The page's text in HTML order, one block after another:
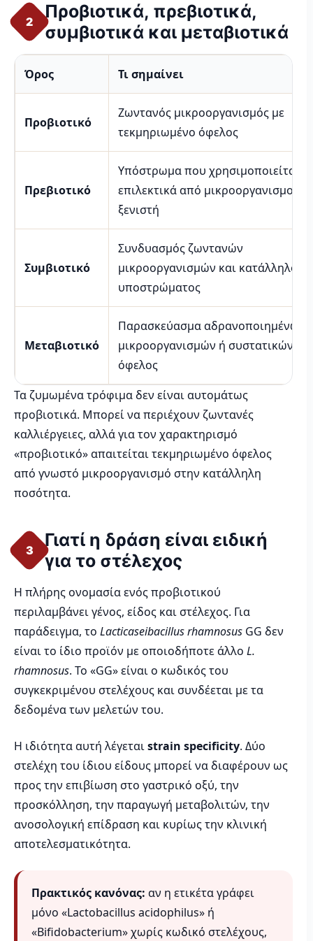
2
Προβιοτικά, πρεβιοτικά,
συμβιοτικά και μεταβιοτικά
Όρος Τι σημαίνει
Προβιοτικό
Ζωντανός μικροοργανισμός με
τεκμηριωμένο όφελος
Πρεβιοτικό
Υπόστρωμα που χρησιμοποιείται
επιλεκτικά από μικροοργανισμούς
ξενιστή
Συμβιοτικό
Συνδυασμός ζωντανών
μικροοργανισμών και κατάλληλου
υποστρώματος
Μεταβιοτικό
Παρασκεύασμα αδρανοποιημένων
μικροοργανισμών ή συστατικών
όφελος
Τα ζυμωμένα τρόφιμα δεν είναι αυτομάτως
προβιοτικά. Μπορεί να περιέχουν ζωντανές
καλλιέργειες, αλλά για τον χαρακτηρισμό
«προβιοτικό» απαιτείται τεκμηριωμένο όφελος
από γνωστό μικροοργανισμό στην κατάλληλη
ποσότητα.
3
Γιατί η δράση είναι ειδική
για το στέλεχος
Η πλήρης ονομασία ενός προβιοτικού
περιλαμβάνει γένος, είδος και στέλεχος. Για
παράδειγμα, το Lacticaseibacillus rhamnosus GG δεν
είναι το ίδιο προϊόν με οποιοδήποτε άλλο L.
rhamnosus. Το «GG» είναι ο κωδικός του
συγκεκριμένου στελέχους και συνδέεται με τα
δεδομένα των μελετών του.
Η ιδιότητα αυτή λέγεταιstrain specificity. Δύο
στελέχη του ίδιου είδους μπορεί να διαφέρουν ως
προς την επιβίωση στο γαστρικό οξύ, την
προσκόλληση, την παραγωγή μεταβολιτών, την
ανοσολογική επίδραση και κυρίως την κλινική
αποτελεσματικότητα.
Πρακτικός κανόνας: αν η ετικέτα γράφει
μόνο «Lactobacillus acidophilus» ή
«Bifidobacterium» χωρίς κωδικό στελέχους,